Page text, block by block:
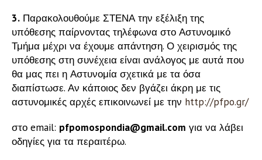
3. Παρακολουθούμε ΣΤΕΝΑ την εξέλιξη της
υπόθεσης παίρνοντας τηλέφωνα στο Αστυνομικό
Τμήμα μέχρι να έχουμε απάντηση. Ο χειρισμός της
υπόθεσης στη συνέχεια είναι ανάλογος με αυτά που
θα μας πει η Αστυνομία σχετικά με τα όσα
διαπίστωσε. Αν κάποιος δεν βγάζει άκρη με τις
αστυνομικές αρχές επικοινωνεί με την http://pfpo.gr/
στο email: pfpomospondia@gmail.com για να λάβει
οδηγίες για τα περαιτέρω.